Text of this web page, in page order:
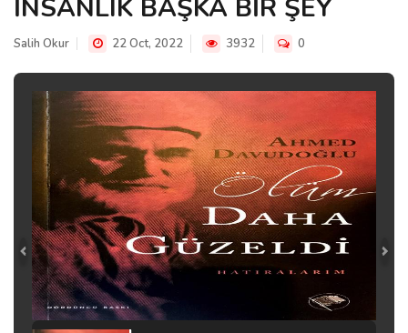
İNSANLIK BAŞKA BİR ŞEY
Salih Okur 22 Oct, 2022 3932 0